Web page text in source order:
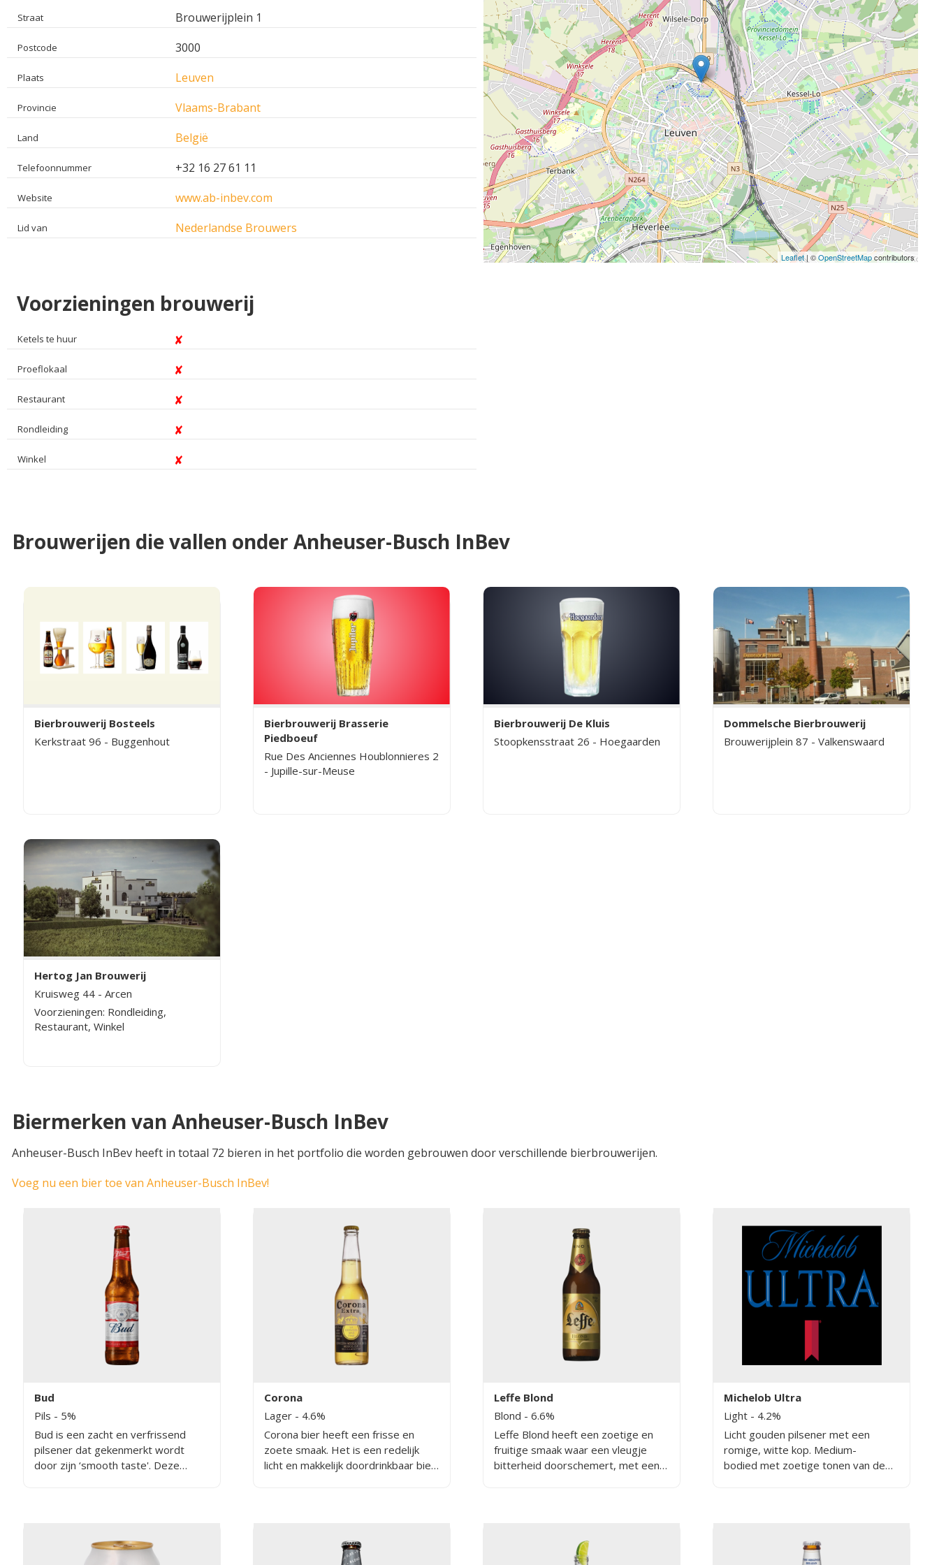
Straat Brouwerijplein 1
Postcode 3000
Plaats Leuven
Provincie Vlaams-Brabant
Land België
Telefoonnummer +32 16 27 61 11
Website www.ab-inbev.com
Lid van Nederlandse Brouwers
Leaflet| ©OpenStreetMapcontributors
Voorzieningen brouwerij
Ketels te huur
Proeflokaal
Restaurant
Rondleiding
Winkel
Brouwerijen die vallen onder Anheuser-Busch InBev
Bierbrouwerij Bosteels
Kerkstraat 96 - Buggenhout
Bierbrouwerij Brasserie
Piedboeuf
Rue Des Anciennes Houblonnieres 2
- Jupille-sur-Meuse
Bierbrouwerij De Kluis
Stoopkensstraat 26 - Hoegaarden
Dommelsche Bierbrouwerij
Brouwerijplein 87 - Valkenswaard
Hertog Jan Brouwerij
Kruisweg 44 - Arcen
Voorzieningen: Rondleiding,
Restaurant, Winkel
Biermerken van Anheuser-Busch InBev
Anheuser-Busch InBev heeft in totaal 72 bieren in het portfolio die worden gebrouwen door verschillende bierbrouwerijen.
Voeg nu een bier toe van Anheuser-Busch InBev!
Bud
Pils - 5%
Bud is een zacht en verfrissend
pilsener dat gekenmerkt wordt
door zijn ‘smooth taste'. Deze
snippers en het unieke
brouwproces dat twee keer zo lang
Corona
Lager - 4.6%
Corona bier heeft een frisse en
zoete smaak. Het is een redelijk
licht en makkelijk doordrinkbaar bier
Leffe Blond
Blond - 6.6%
Leffe Blond heeft een zoetige en
fruitige smaak waar een vleugje
bitterheid doorschemert, met een
Michelob Ultra
Light - 4.2%
Licht gouden pilsener met een
romige, witte kop. Medium-
bodied met zoetige tonen van de